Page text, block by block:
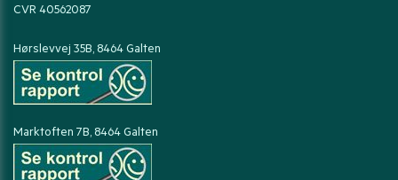
CVR 40562087
Hørslevvej 35B, 8464 Galten
Marktoften 7B, 8464 Galten